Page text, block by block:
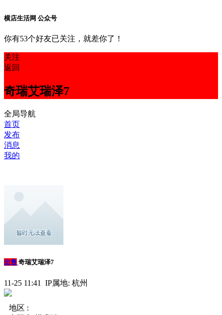
横店生活网 公众号
你有53个好友已关注，就差你了！
关注
返回
奇瑞艾瑞泽7
全局导航
首页
发布
消息
我的
出售 奇瑞艾瑞泽7
11-25 11:41 IP属地: 杭州
地区 :